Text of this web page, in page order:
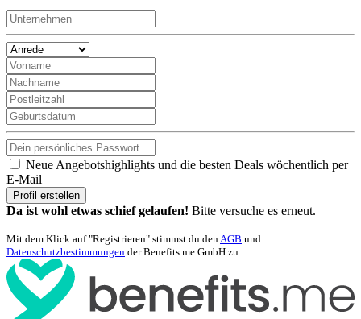
Neue Angebotshighlights und die besten Deals wöchentlich per
E-Mail
Profil erstellen
Da ist wohl etwas schief gelaufen! Bitte versuche es erneut.
Mit dem Klick auf "Registrieren" stimmst du denAGB und
Datenschutzbestimmungen der Benefits.me GmbH zu.